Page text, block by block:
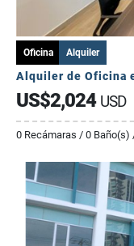
Oficina Alquiler
US$2,024 USD
0 Recámaras / 0 Baño(s)